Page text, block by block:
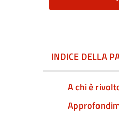
INDICE DELLA
A chi è